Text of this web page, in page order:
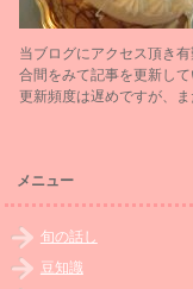
当ブログにアクセス頂き
合間をみて記事を更新し
更新頻度は遅めですが、ま
メニュー
旬の話し
豆知識